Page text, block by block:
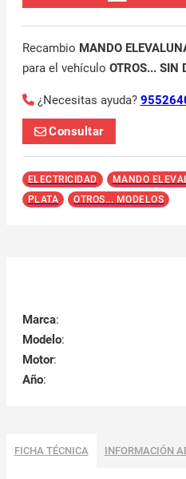
Recambio MANDO
para el vehículo OTROS... SIN
¿Necesitas ayuda?
Consultar
ELECTRICIDAD
MANDO
PLATA
OTROS... MODELOS
Marca:
Modelo:
Motor:
Año:
FICHA TÉCNICA INFORMACIÓN